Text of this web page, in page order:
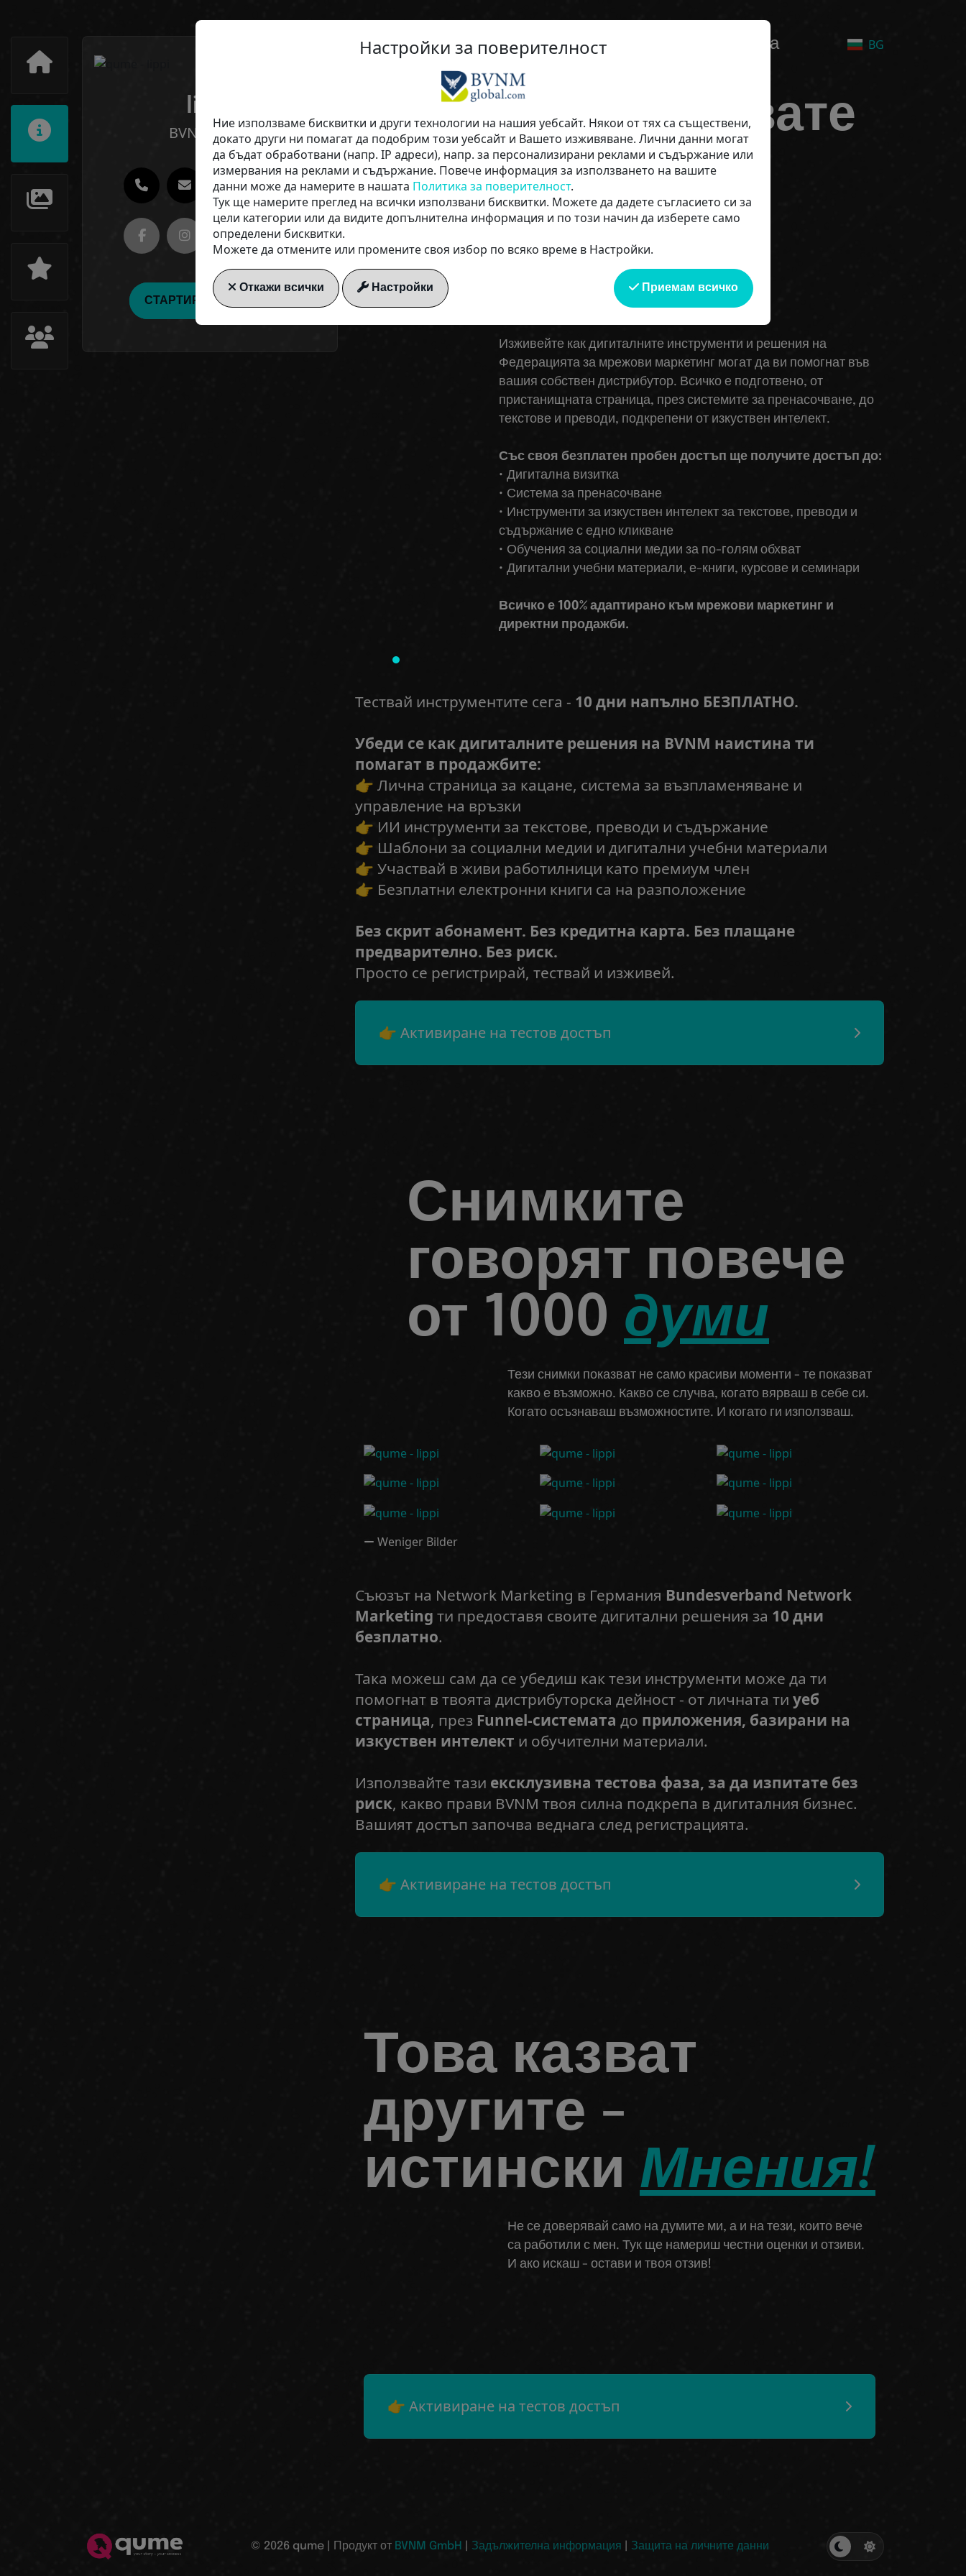
lippi
BVNMglobal
СТАРТИРАЙТЕ СЕГА
Обхват на автопилот - Твоят умен път към дигиталната
видимост!
BG
10 дни да тествате
всички
инструменти -
БЕЗПЛАТНО
Изживейте как дигиталните инструменти и решения на
Федерацията за мрежови маркетинг могат да ви помогнат във
вашия собствен дистрибутор. Всичко е подготвено, от
пристанищната страница, през системите за пренасочване, до
текстове и преводи, подкрепени от изкуствен интелект.
Със своя безплатен пробен достъп ще получите достъп до:
• Дигитална визитка
• Система за пренасочване
• Инструменти за изкуствен интелект за текстове, преводи и
съдържание с едно кликване
• Обучения за социални медии за по-голям обхват
• Дигитални учебни материали, е-книги, курсове и семинари
Всичко е 100% адаптирано към мрежови маркетинг и
директни продажби.
Тествай инструментите сега - 10 дни напълно БЕЗПЛАТНО.
Убеди се как дигиталните решения на BVNM наистина ти
помагат в продажбите:
👉 Лична страница за кацане, система за възпламеняване и
управление на връзки
👉 ИИ инструменти за текстове, преводи и съдържание
👉 Шаблони за социални медии и дигитални учебни материали
👉 Участвай в живи работилници като премиум член
👉 Безплатни електронни книги са на разположение
Без скрит абонамент. Без кредитна карта. Без плащане
предварително. Без риск.
Просто се регистрирай, тествай и изживей.
👉 Активиране на тестов достъп
Снимките
говорят повече
от 1000 думи
Тези снимки показват не само красиви моменти - те показват
какво е възможно. Какво се случва, когато вярваш в себе си.
Когато осъзнаваш възможностите. И когато ги използваш.
Weniger Bilder
Съюзът на Network Marketing в Германия Bundesverband Network
Marketing ти предоставя своите дигитални решения за 10 дни
безплатно.
Така можеш сам да се убедиш как тези инструменти може да ти
помогнат в твоята дистрибуторска дейност - от личната ти уеб
страница, през Funnel-системата до приложения, базирани на
изкуствен интелект и обучителни материали.
Използвайте тази ексклузивна тестова фаза, за да изпитате без
риск, какво прави BVNM твоя силна подкрепа в дигиталния бизнес.
Вашият достъп започва веднага след регистрацията.
👉 Активиране на тестов достъп
Това казват
другите -
истински Мнения!
Не се доверявай само на думите ми, а и на тези, които вече
са работили с мен. Тук ще намериш честни оценки и отзиви.
И ако искаш - остави и твоя отзив!
👉 Активиране на тестов достъп
© 2026 qume | Продукт от BVNM GmbH Задължителна информация Защита на личните данни
Настройки за поверителност
Ние използваме бисквитки и други технологии на нашия уебсайт. Някои от тях са съществени,
докато други ни помагат да подобрим този уебсайт и Вашето изживяване. Лични данни могат
да бъдат обработвани (напр. IP адреси), напр. за персонализирани реклами и съдържание или
измервания на реклами и съдържание. Повече информация за използването на вашите
данни може да намерите в нашата Политика за поверителност.
Тук ще намерите преглед на всички използвани бисквитки. Можете да дадете съгласието си за
цели категории или да видите допълнителна информация и по този начин да изберете само
определени бисквитки.
Можете да отмените или промените своя избор по всяко време в Настройки.
Откажи всички Настройки Приемам всичко